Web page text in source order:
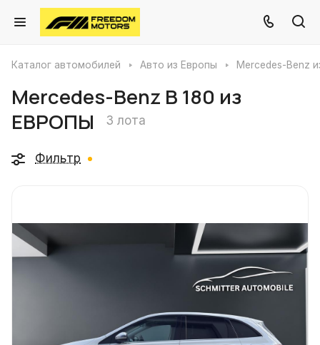
Каталог автомобилей Авто из Европы Mercedes-Benz
Mercedes-Benz B 180 из
ЕВРОПЫ
3 лота
Фильтр